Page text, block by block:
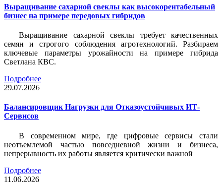
Выращивание сахарной свеклы как высокорентабельный
бизнес на примере передовых гибридов
Выращивание сахарной свеклы требует качественных
семян и строгого соблюдения агротехнологий. Разбираем
ключевые параметры урожайности на примере гибрида
Светлана КВС.
Подробнее
29.07.2026
Балансировщик Нагрузки для Отказоустойчивых ИТ-
Сервисов
В современном мире, где цифровые сервисы стали
неотъемлемой частью повседневной жизни и бизнеса,
непрерывность их работы является критически важной
Подробнее
11.06.2026